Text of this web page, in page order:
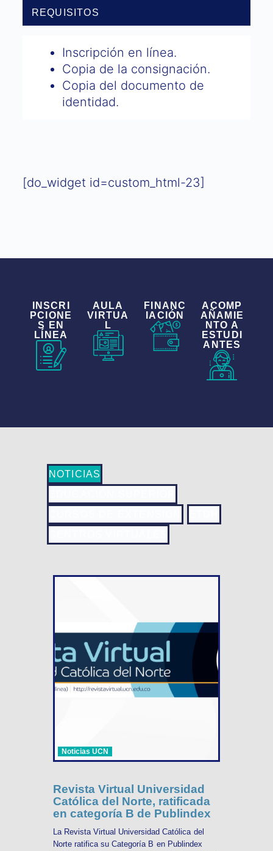
REQUISITOS
Inscripción en línea.
Copia de la consignación.
Copia del documento de
identidad.
[do_widget id=custom_html-23]
INSCRI
PCIONE
S EN
LÍNEA
AULA
VIRTUA
L
FINANC
IACIÓN
ACOMP
AÑAMIE
NTO A
ESTUDI
ANTES
NOTICIAS
Noticias UCN
Revista Virtual Universidad
Católica del Norte, ratificada
en categoría B de Publindex
La Revista Virtual Universidad Católica del
Norte ratifica su Categoría B en Publindex